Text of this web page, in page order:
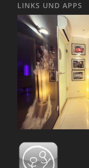
LINKS UND APPS